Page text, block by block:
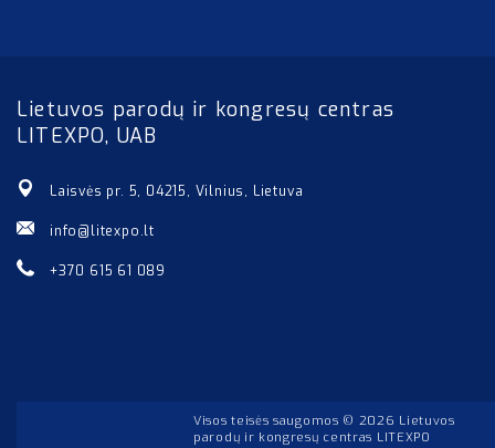
Lietuvos parodų ir kongresų centras
LITEXPO, UAB
Laisvės pr. 5, 04215, Vilnius, Lietuva
info@litexpo.lt
+370 615 61 089
Visos teisės saugomos © 2026 Lietuvos
parodų ir kongresų centras LITEXPO